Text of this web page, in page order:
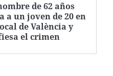
de 62 años
a un joven de 20 en
de València y
el crimen